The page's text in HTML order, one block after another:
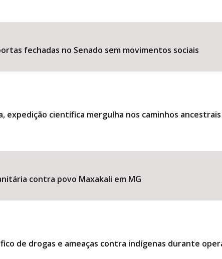
fechadas no Senado sem movimentos sociais
expedição científica mergulha nos caminhos ancestrais
contra povo Maxakali em MG
de drogas e ameaças contra indígenas durante